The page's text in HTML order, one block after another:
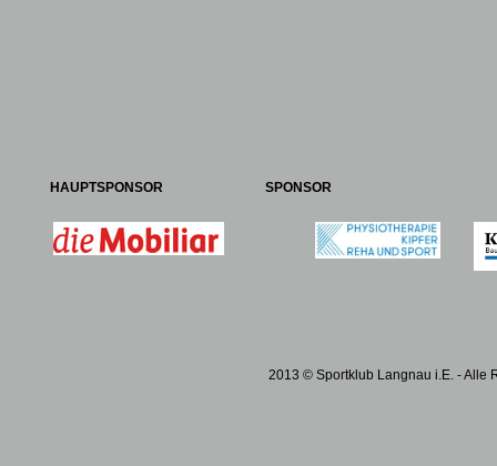
HAUPTSPONSOR SPONSOR
2013 © Sportklub Langnau i.E. - Alle